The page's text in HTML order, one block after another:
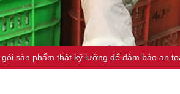
sản phẩm thật kỹ lưỡng để đảm bảo an